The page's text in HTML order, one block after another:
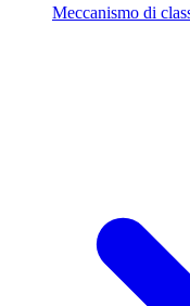
Meccanismo di